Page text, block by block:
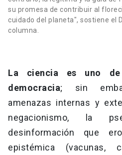
su promesa de contribuir al
cuidado del planeta", sostiene el
columna.
La ciencia es uno
democracia; sin
amenazas internas y
negacionismo, la
desinformación que
epistémica (vacunas,